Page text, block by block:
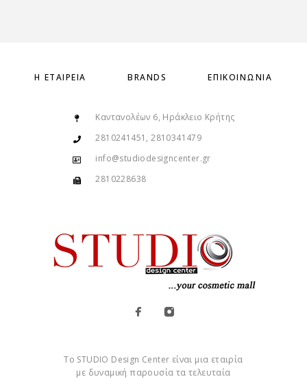
Η ΕΤΑΙΡΕΊΑ BRANDS ΕΠΙΚΟΙΝΩΝΊΑ
Καντανολέων 6, Ηράκλειο Κρήτης
2810241451, 2810341479
info@studiodesigncenter.gr
2810228638
Το STUDIO Design Center είναι μια εταιρία
με δυναμική παρουσία τα τελευταία